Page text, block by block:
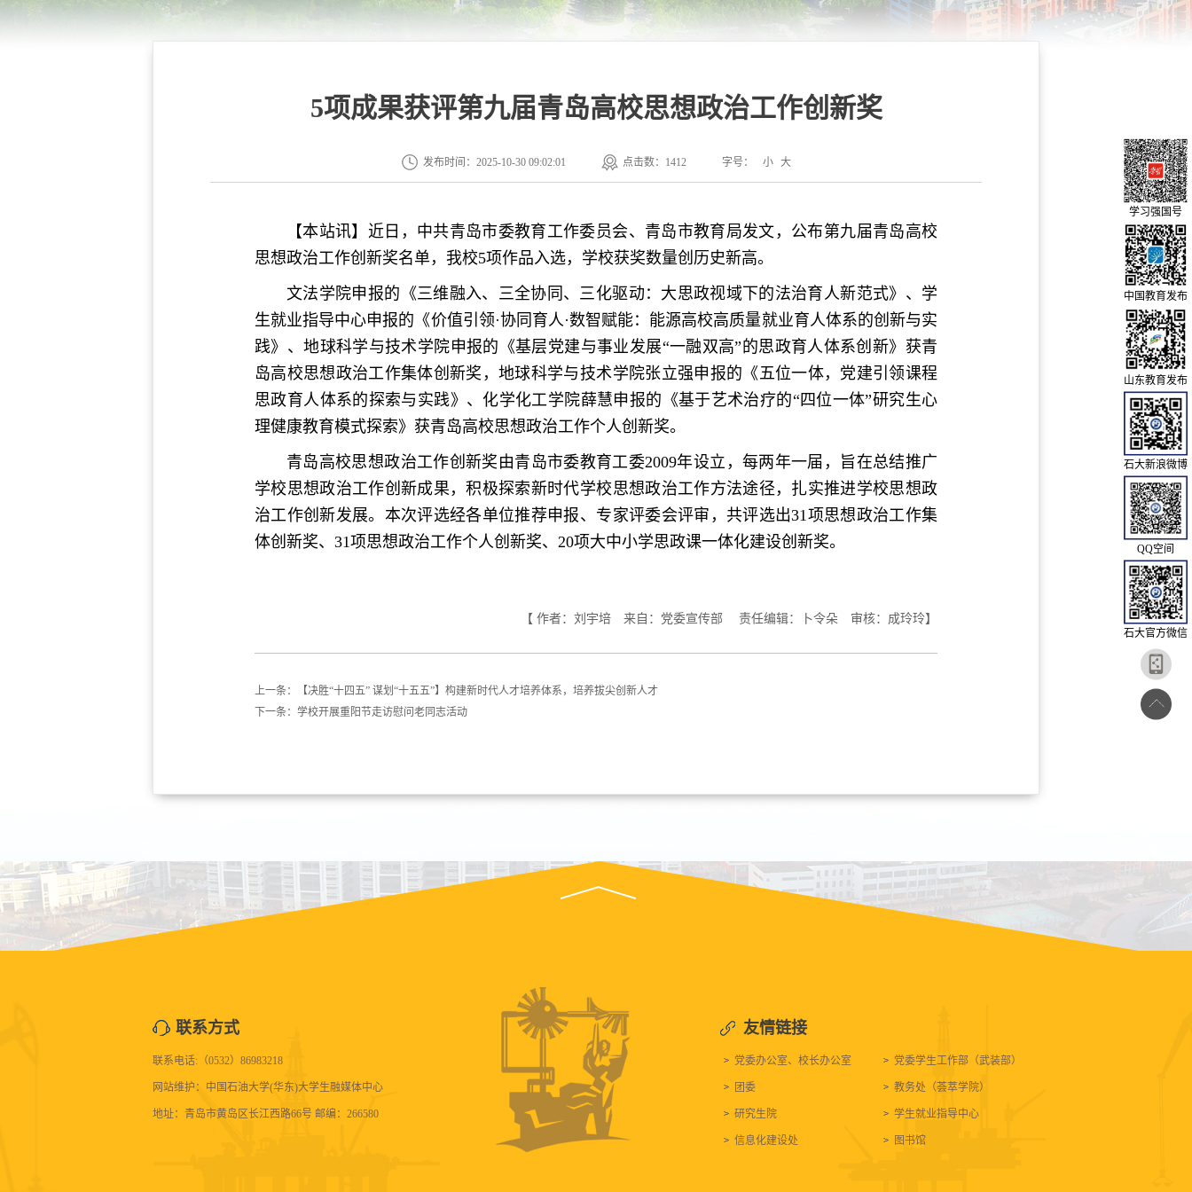
5项成果获评第九届青岛高校思想政治工作创新奖
发布时间：2025-10-30 09:02:01 点击数： 1412 字号： 小 大
【本站讯】近日，中共青岛市委教育工作委员会、青岛市教育局发文，公布第九届青岛高校
思想政治工作创新奖名单，我校5项作品入选，学校获奖数量创历史新高。
文法学院申报的《三维融入、三全协同、三化驱动：大思政视域下的法治育人新范式》、学
生就业指导中心申报的《价值引领·协同育人·数智赋能：能源高校高质量就业育人体系的创新与实
践》、地球科学与技术学院申报的《基层党建与事业发展“一融双高”的思政育人体系创新》获青
岛高校思想政治工作集体创新奖，地球科学与技术学院张立强申报的《五位一体，党建引领课程
思政育人体系的探索与实践》、化学化工学院薛慧申报的《基于艺术治疗的“四位一体”研究生心
理健康教育模式探索》获青岛高校思想政治工作个人创新奖。
青岛高校思想政治工作创新奖由青岛市委教育工委2009年设立，每两年一届，旨在总结推广
学校思想政治工作创新成果，积极探索新时代学校思想政治工作方法途径，扎实推进学校思想政
治工作创新发展。本次评选经各单位推荐申报、专家评委会评审，共评选出31项思想政治工作集
体创新奖、31项思想政治工作个人创新奖、20项大中小学思政课一体化建设创新奖。
【 作者：刘宇培 来自：党委宣传部 责任编辑：卜令朵 审核：成玲玲】
上一条：
【决胜“十四五” 谋划“十五五”】构建新时代人才培养体系，培养拔尖创新人才
下一条： 学校开展重阳节走访慰问老同志活动
联系方式
联系电话:（0532）86983218
网站维护：中国石油大学(华东)大学生融媒体中心
地址：青岛市黄岛区长江西路66号 邮编：266580
友情链接
党委办公室、校长办公室 党委学生工作部（武装部）
团委 教务处（荟萃学院）
研究生院 学生就业指导中心
信息化建设处 图书馆
学习强国号
中国教育发布
山东教育发布
石大新浪微博
QQ空间
石大官方微信